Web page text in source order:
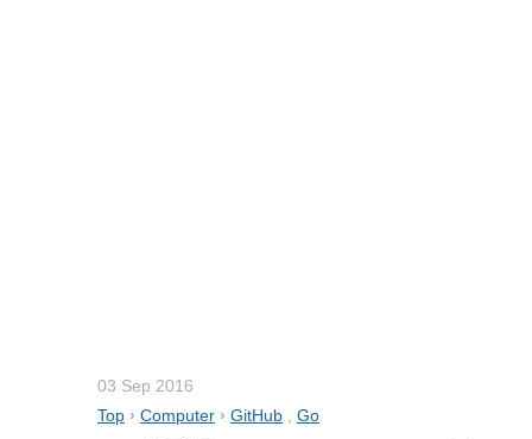
03 Sep 2016
Top › Computer › GitHub , Go